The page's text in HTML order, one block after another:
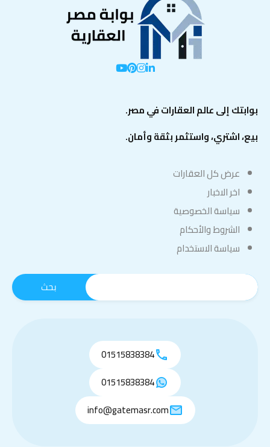
بوابتك إلى عالم العقارات في مصر.
بيع، اشتري، واستثمر بثقة وأمان.
عرض كل العقارات
اخر الاخبار
سياسة الخصوصية
الشروط والأحكام
سياسة الاستخدام
01515838384
01515838384
info@gatemasr.com